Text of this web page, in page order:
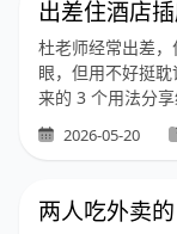
出差住酒店
杜老师经常出差
眼，但用不好挺
来的 3 个用法分享
2026-05-20
两人吃外卖